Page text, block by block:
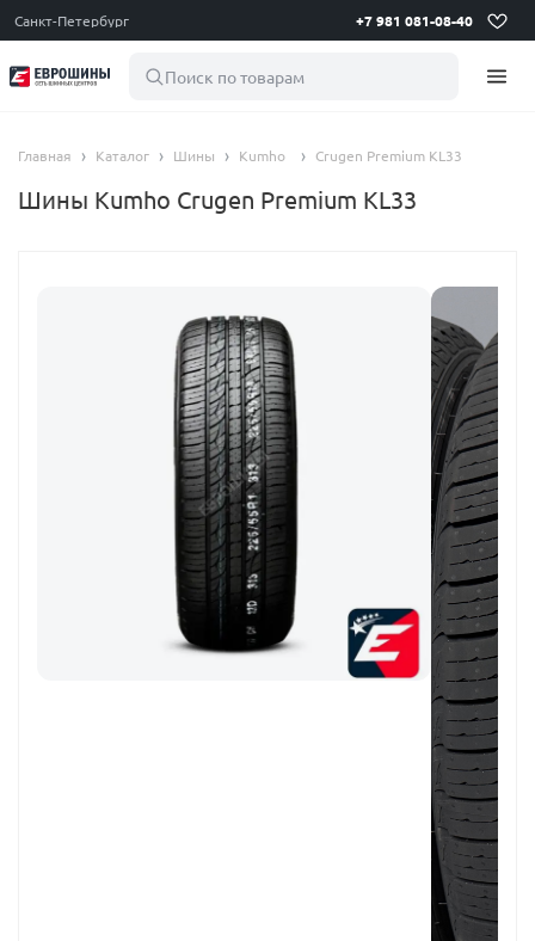
Санкт-Петербург +7 981 081-08-40
Поиск по товарам
Главная Каталог Шины Kumho Crugen Premium KL33
Шины Kumho Crugen Premium KL33